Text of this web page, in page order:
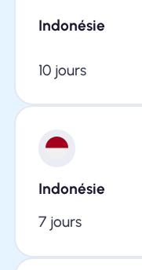
Indonésie
10 jours
Indonésie
7 jours